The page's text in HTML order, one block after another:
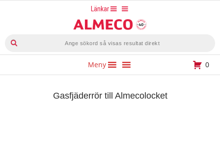
Länkar
Meny 0
Gasfjäderrör till Almecolocket